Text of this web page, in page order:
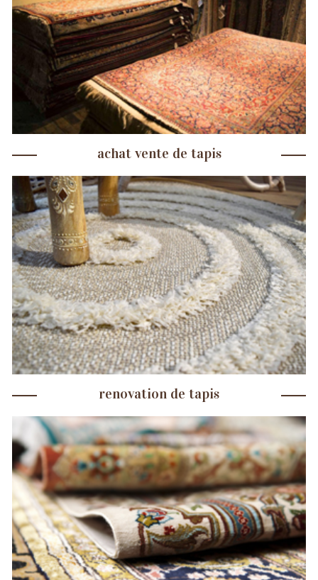
achat vente de tapis
renovation de tapis